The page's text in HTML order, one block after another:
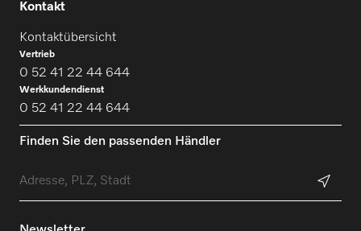
Kontakt
Kontaktübersicht
Vertrieb
0 52 41 22 44 644
Werkkundendienst
0 52 41 22 44 644
Finden Sie den passenden Händler